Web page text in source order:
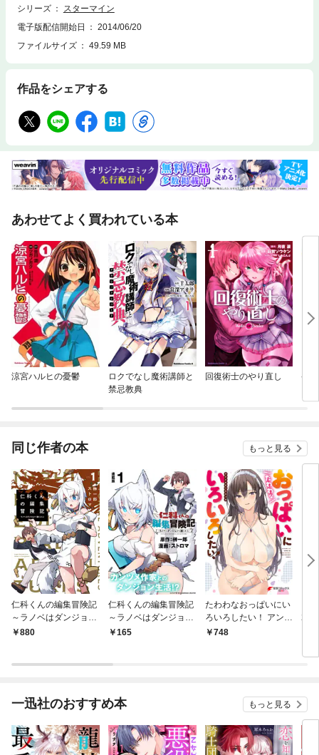
シリーズ
スターマイン
電子版配信開始日
2014/06/20
ファイルサイズ
49.59 MB
作品をシェアする
あわせてよく買われている本
涼宮ハルヒの憂鬱
ロクでなし魔術講師と
禁忌教典
回復術士のやり直し ケ
同じ作者の本 もっと見る
仁科くんの編集冒険記
～ラノベはダンジョン
で創られる～【電子限
880
仁科くんの編集冒険記
～ラノベはダンジョン
で創られる～ 連載版：
165
たわわなおっぱいにい
ろいろしたい！ アンソ
ロジーコミック
748
一迅社のおすすめ本 もっと見る